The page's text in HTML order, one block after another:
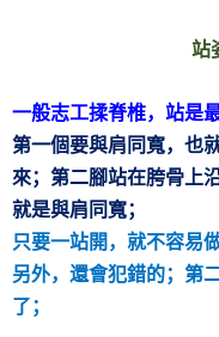
站
一般志工揉脊椎，站是
第一個要與肩同寬，也
來；第二腳站在胯骨上
就是與肩同寬；
只要一站開，就不容易做
另外，還會犯錯的；第
了；